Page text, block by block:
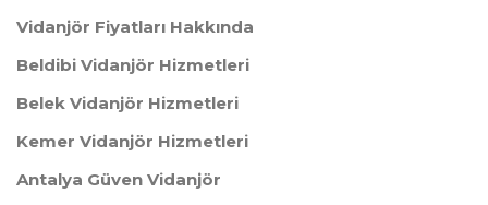
Vidanjör Fiyatları Hakkında
Beldibi Vidanjör Hizmetleri
Belek Vidanjör Hizmetleri
Kemer Vidanjör Hizmetleri
Antalya Güven Vidanjör